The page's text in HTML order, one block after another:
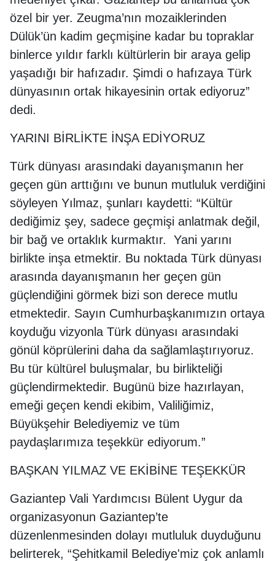
özel bir yer. Zeugma’nın mozaiklerinden
Dülük’ün kadim geçmişine kadar bu topraklar
binlerce yıldır farklı kültürlerin bir araya gelip
yaşadığı bir hafızadır. Şimdi o hafızaya Türk
dünyasının ortak hikayesinin ortak ediyoruz”
dedi.
YARINI BİRLİKTE İNŞA EDİYORUZ
Türk dünyası arasındaki dayanışmanın her
geçen gün arttığını ve bunun mutluluk verdiğini
söyleyen Yılmaz, şunları kaydetti: “Kültür
dediğimiz şey, sadece geçmişi anlatmak değil,
bir bağ ve ortaklık kurmaktır. Yani yarını
birlikte inşa etmektir. Bu noktada Türk dünyası
arasında dayanışmanın her geçen gün
güçlendiğini görmek bizi son derece mutlu
etmektedir. Sayın Cumhurbaşkanımızın ortaya
koyduğu vizyonla Türk dünyası arasındaki
gönül köprülerini daha da sağlamlaştırıyoruz.
Bu tür kültürel buluşmalar, bu birlikteliği
güçlendirmektedir. Bugünü bize hazırlayan,
emeği geçen kendi ekibim, Valiliğimiz,
Büyükşehir Belediyemiz ve tüm
paydaşlarımıza teşekkür ediyorum.”
BAŞKAN YILMAZ VE EKİBİNE TEŞEKKÜR
Gaziantep Vali Yardımcısı Bülent Uygur da
organizasyonun Gaziantep’te
düzenlenmesinden dolayı mutluluk duyduğunu
belirterek, “Şehitkamil Belediye'miz çok anlamlı